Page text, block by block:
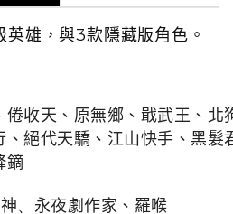
英雄，與3款隱藏版角色。
倦收天、原無鄉、戢武王、北
絕代天驕、江山快手、黑髮
鏑
、 永夜劇作家 、 羅喉